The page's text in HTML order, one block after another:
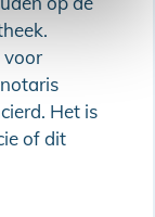
voor
Het is
of dit